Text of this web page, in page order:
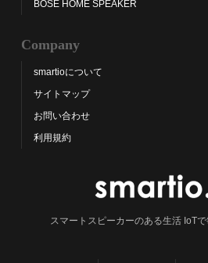
BOSE HOME SPEAKER
Company
smartioについて
サイトマップ
お問い合わせ
利用規約
スマートスピーカーのある生活 IoT